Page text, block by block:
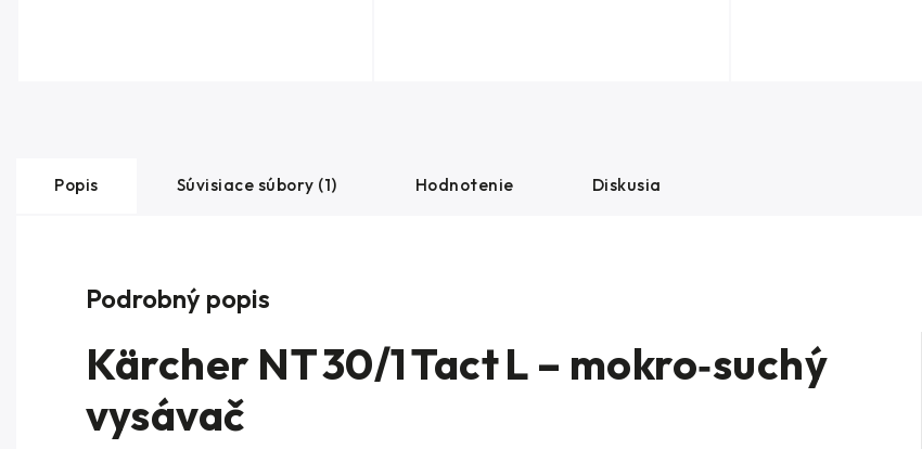
Popis Súvisiace súbory (1) Hodnotenie Diskusia
Podrobný popis
Kärcher NT 30/1 Tact L – mokro‑suchý
vysávač